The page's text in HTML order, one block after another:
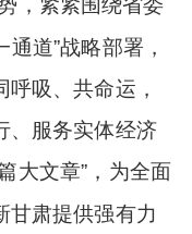
，紧紧围绕省委
通道”战略部署，
吸、共命运，
、服务实体经济
大文章”，为全面
甘肃提供强有力